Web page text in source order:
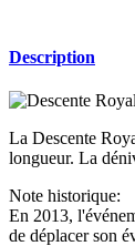
Description
La Descente
longueur. La
Note historique:
En 2013,
de déplacer son